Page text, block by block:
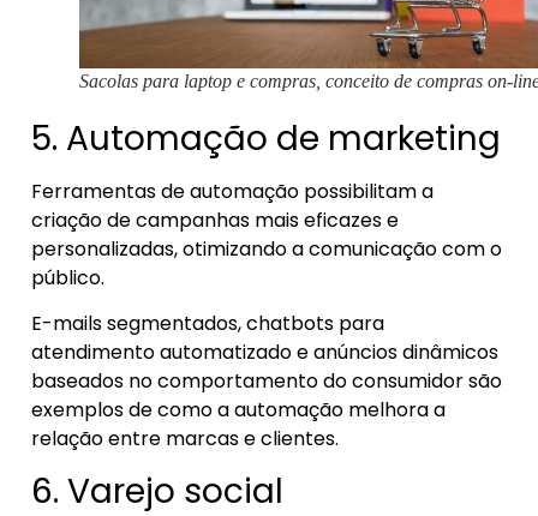
Sacolas para laptop e compras, conceito de compras on-
5. Automação de marketing
Ferramentas de automação possibilitam a
criação de campanhas mais eficazes e
personalizadas, otimizando a comunicação com o
público.
E-mails segmentados, chatbots para
atendimento automatizado e anúncios dinâmicos
baseados no comportamento do consumidor são
exemplos de como a automação melhora a
relação entre marcas e clientes.
6. Varejo social